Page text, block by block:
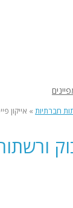
חברתיות » אייקון